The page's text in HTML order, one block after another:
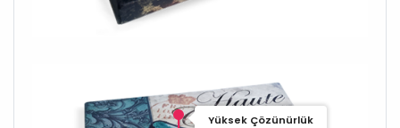
Yüksek Çözünürlük